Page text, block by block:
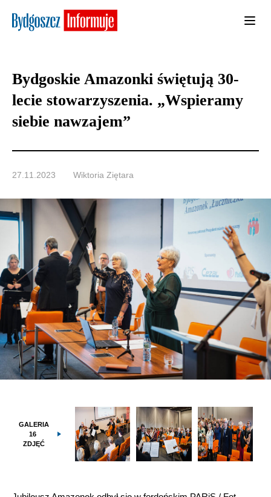
Bydgoskie Amazonki świętują 30-
lecie stowarzyszenia. „Wspieramy
siebie nawzajem”
27.11.2023 Wiktoria Ziętara
GALERIA
16
ZDJĘĆ